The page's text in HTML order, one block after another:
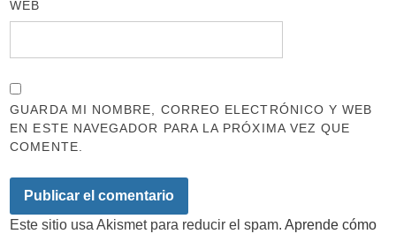
WEB
GUARDA MI NOMBRE, CORREO ELECTRÓNICO Y WEB
EN ESTE NAVEGADOR PARA LA PRÓXIMA VEZ QUE
COMENTE.
Este sitio usa Akismet para reducir el spam.Aprende cómo